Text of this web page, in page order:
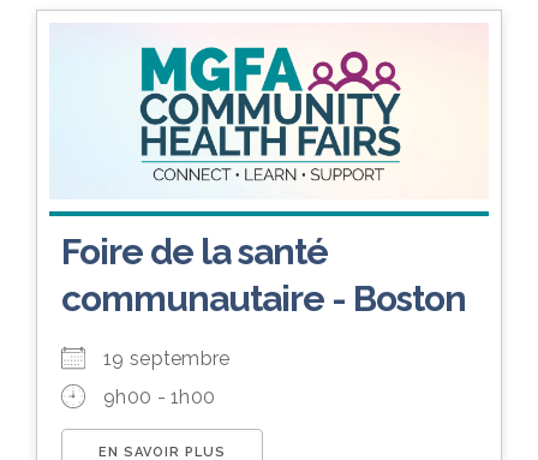
Foire de la santé
communautaire - Boston
19 septembre
9h00 - 1h00
EN SAVOIR PLUS